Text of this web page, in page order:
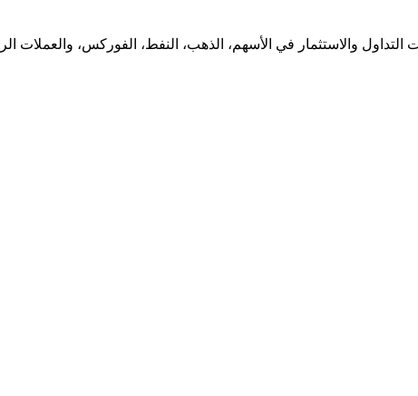
والاستثمار في الأسهم، الذهب، النفط، الفوركس، والعملات